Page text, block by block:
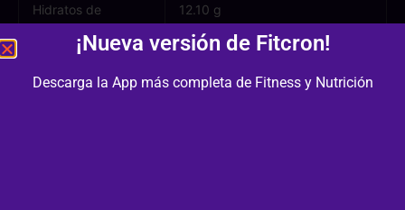
Hidratos de
carbono:
12.10 g
Azúcares: 0.00 g
¡Nueva versión de Fitcron!
Descarga la App más completa de Fitness y Nutrición